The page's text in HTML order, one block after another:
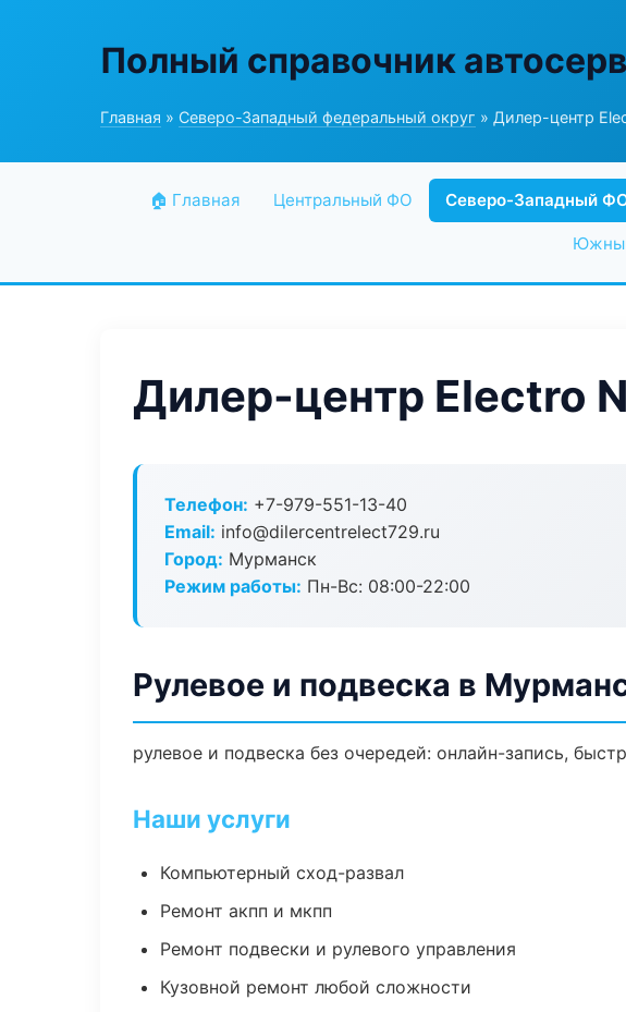
Полный справочник
Главная » Северо-Западный федеральный округ » Дилер-центр
🏠 Главная Центральный ФО Северо-Западный
Дилер-центр Electro
Телефон: +7-979-551-13-40
Email: info@dilercentrelect729.ru
Город: Мурманск
Режим работы: Пн-Вс: 08:00-22:00
Рулевое и подвеска в
рулевое и подвеска без очередей: онлайн-запись,
Наши услуги
Компьютерный сход-развал
Ремонт акпп и мкпп
Ремонт подвески и рулевого управления
Кузовной ремонт любой сложности